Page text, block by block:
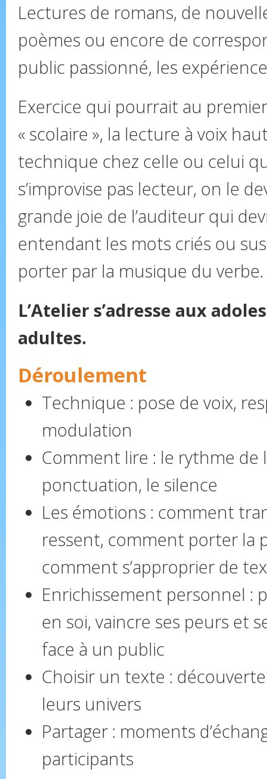
Lectures de romans, de
poèmes ou encore de
public passionné, les
Exercice qui pourrait au
« scolaire », la lecture à voix
technique chez celle ou celui
s’improvise pas lecteur, on le
grande joie de l’auditeur qui
entendant les mots criés ou
porter par la musique du verbe.
L’Atelier s’adresse aux
adultes.
Déroulement
Technique : pose de voix,
modulation
Comment lire : le rythme de
ponctuation, le silence
Les émotions : comment
ressent, comment porter la
comment s’approprier de
Enrichissement personnel :
en soi, vaincre ses peurs et
face à un public
Choisir un texte :
leurs univers
Partager : moments
participants